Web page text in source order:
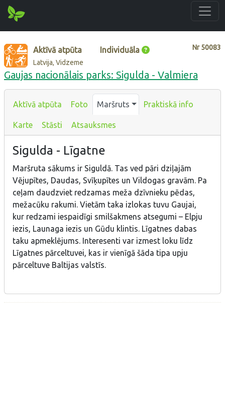
Nr50083
Aktīvā atpūta Individuāla
Latvija, Vidzeme
Gaujas nacionālais parks: Sigulda - Valmiera
Aktīvā atpūta Foto Maršruts Praktiskā info
Karte Stāsti Atsauksmes
Sigulda - Līgatne
Maršruta sākums ir Siguldā. Tas ved pāri dziļajām
Vējupītes, Daudas, Svīķupītes un Vildogas gravām. Pa
ceļam daudzviet redzamas meža dzīvnieku pēdas,
mežacūku rakumi. Vietām taka izlokas tuvu Gaujai,
kur redzami iespaidīgi smilšakmens atsegumi – Elpju
iezis, Launaga iezis un Gūdu klintis. Līgatnes dabas
taku apmeklējums. Interesenti var izmest loku līdz
Līgatnes pārceltuvei, kas ir vienīgā šāda tipa upju
pārceltuve Baltijas valstīs.